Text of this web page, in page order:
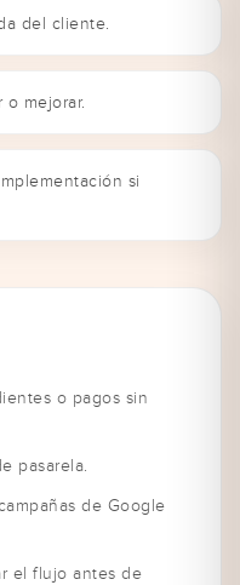
del cliente.
o mejorar.
si
o pagos sin
pasarela.
de Google
el flujo antes de